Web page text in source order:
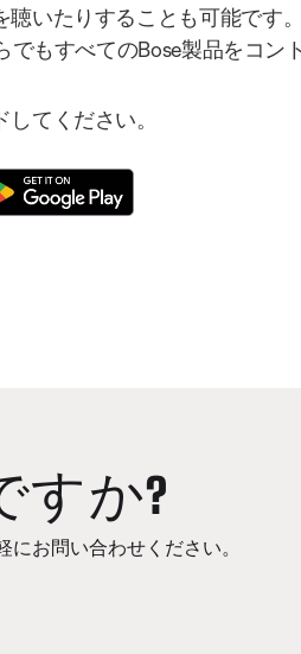
いたりすることも可能です
もすべてのBose製品をコン
てください。
すか?
お問い合わせください。